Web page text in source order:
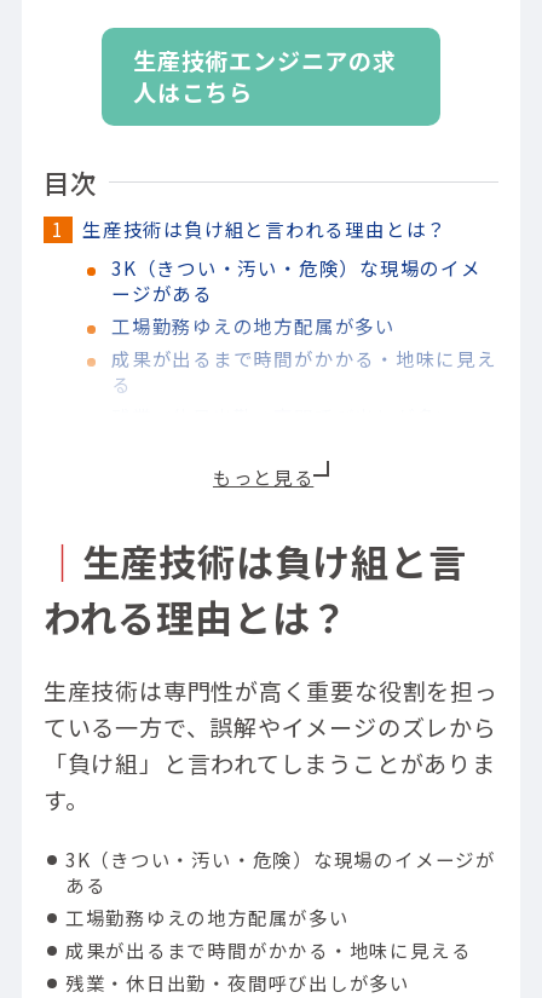
生産技術エンジニアの求
人はこちら
目次
生産技術は負け組と言われる理由とは？
3K（きつい・汚い・危険）な現場のイメ
ージがある
工場勤務ゆえの地方配属が多い
成果が出るまで時間がかかる・地味に見え
る
生産技術の仕事内容
平均年収が全国平均より高い
成果が数字に直結し評価されやすい
出世・昇進ルートがわかりやすい
い
多くのスキルと人脈が得られる
生産技術に向いている人の特徴
種
スキル次第で高収入も可能
中小企業でも即戦力として転職可能
｜ 生産技術は負け組と言
われる理由とは？
生産技術は専門性が高く重要な役割を担っ
ている一方で、誤解やイメージのズレから
「負け組」と言われてしまうことがありま
す。
3K（きつい・汚い・危険）な現場のイメージが
ある
工場勤務ゆえの地方配属が多い
成果が出るまで時間がかかる・地味に見える
残業・休日出勤・夜間呼び出しが多い